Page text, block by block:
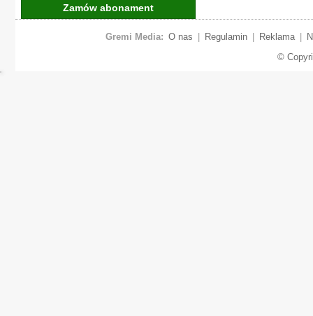
Zamów abonament
Gremi Media: O nas Regulamin Reklama
©